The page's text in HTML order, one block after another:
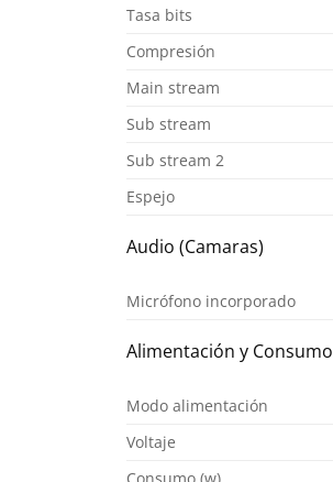
Tasa bits
Compresión
Main stream
Sub stream
Sub stream 2
Espejo
Audio (Camaras)
Micrófono incorporado
Alimentación y Consumo
Modo alimentación
Voltaje
Consumo (w)